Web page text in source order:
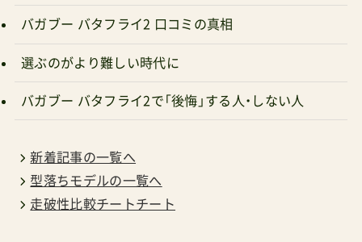
バガブー バタフライ2 口コミの真相
選ぶのがより難しい時代に
バガブー バタフライ2で「後悔」する人・しない人
新着記事の一覧へ
型落ちモデルの一覧へ
走破性比較チートチート